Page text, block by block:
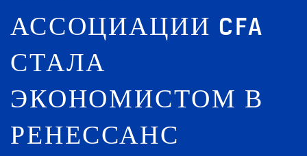
АССОЦИАЦИИ CFA
СТАЛА
ЭКОНОМИСТОМ В
РЕНЕССАНС